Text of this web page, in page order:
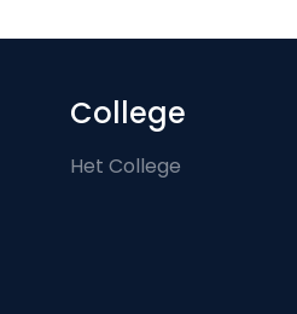
College
Het College